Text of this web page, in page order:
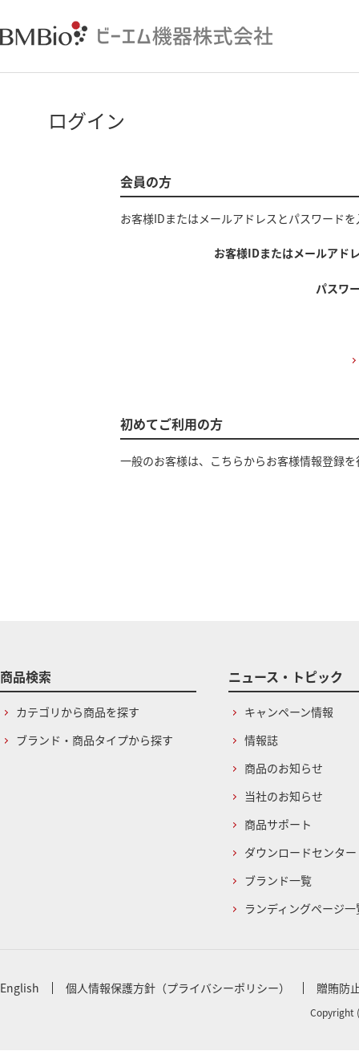
ログイン
会員の方
お客様IDまたはメールアドレス とパスワード
お客様IDまたはメールアド
パスワ
初めてご利用の方
一般のお客様は、こちらからお客様情報登録
商品検索
カテゴリから商品を探す
ブランド・商品タイプから探す
ニュース・トピック
キャンペーン情報
情報誌
商品のお知らせ
当社のお知らせ
商品サポート
ダウンロードセンター
ブランド一覧
ランディングページ一
English 個人情報保護方針（プライバシーポリシー） 贈賄防
Copyright